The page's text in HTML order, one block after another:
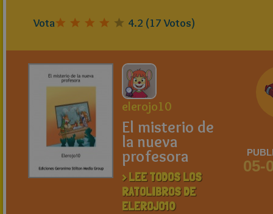
Vota 4.2 (17Votos)
elerojo10
El misterio de
la nueva
profesora
> LEE TODOS LOS
RATOLIBROS DE
ELEROJO10
05-